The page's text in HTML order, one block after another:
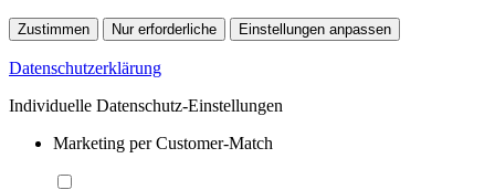
Zustimmen Nur erforderliche Einstellungen anpassen
Datenschutzerklärung
Individuelle Datenschutz-Einstellungen
Marketing per Customer-Match